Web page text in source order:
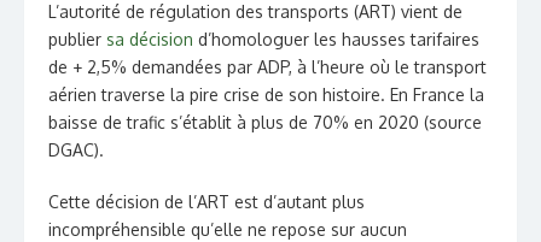
L’autorité de régulation des transports (ART) vient de
publier sa décision d’homologuer les hausses tarifaires
de + 2,5% demandées par ADP, à l’heure où le transport
aérien traverse la pire crise de son histoire. En France la
baisse de trafic s’établit à plus de 70% en 2020 (source
DGAC).
Cette décision de l’ART est d’autant plus
incompréhensible qu’elle ne repose sur aucun